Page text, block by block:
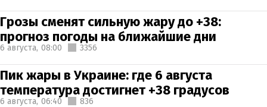
Грозы сменят сильную жару до +38:
прогноз погоды на ближайшие дни
6 августа, 08:00 3356
Пик жары в Украине: где 6 августа
температура достигнет +38 градусов
6 августа, 06:40 836